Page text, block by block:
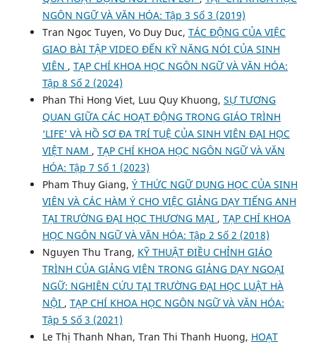
NGÔN NGỮ VÀ VĂN HÓA: Tập 3 Số 3 (2019)
Tran Ngoc Tuyen, Vo Duy Duc, TÁC ĐỘNG CỦA VIỆC
GIAO BÀI TẬP VIDEO ĐẾN KỸ NĂNG NÓI CỦA SINH
VIÊN , TẠP CHÍ KHOA HỌC NGÔN NGỮ VÀ VĂN HÓA:
Tập 8 Số 2 (2024)
Phan Thi Hong Viet, Luu Quy Khuong, SỰ TƯƠNG
QUAN GIỮA CÁC HOẠT ĐỘNG TRONG GIÁO TRÌNH
‘LIFE’ VÀ HỒ SƠ ĐA TRÍ TUỆ CỦA SINH VIÊN ĐẠI HỌC
VIỆT NAM , TẠP CHÍ KHOA HỌC NGÔN NGỮ VÀ VĂN
HÓA: Tập 7 Số 1 (2023)
Pham Thuy Giang, Ý THỨC NGỮ DỤNG HỌC CỦA SINH
VIÊN VÀ CÁC HÀM Ý CHO VIỆC GIẢNG DẠY TIẾNG ANH
TẠI TRƯỜNG ĐẠI HỌC THƯƠNG MẠI , TẠP CHÍ KHOA
HỌC NGÔN NGỮ VÀ VĂN HÓA: Tập 2 Số 2 (2018)
Nguyen Thu Trang, KỸ THUẬT ĐIỀU CHỈNH GIÁO
TRÌNH CỦA GIẢNG VIÊN TRONG GIẢNG DẠY NGOẠI
NGỮ: NGHIÊN CỨU TẠI TRƯỜNG ĐẠI HỌC LUẬT HÀ
NỘI , TẠP CHÍ KHOA HỌC NGÔN NGỮ VÀ VĂN HÓA:
Tập 5 Số 3 (2021)
Le Thị Thanh Nhan, Tran Thi Thanh Huong, HOẠT